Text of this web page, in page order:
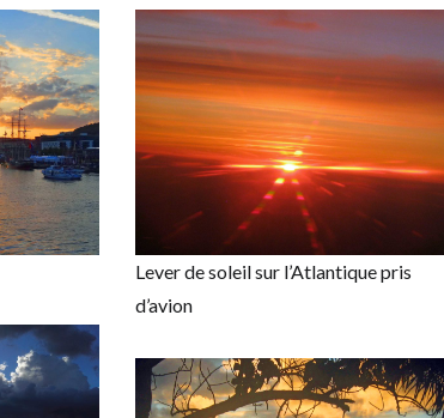
Lever de soleil sur l’Atlantique pris
d’avion